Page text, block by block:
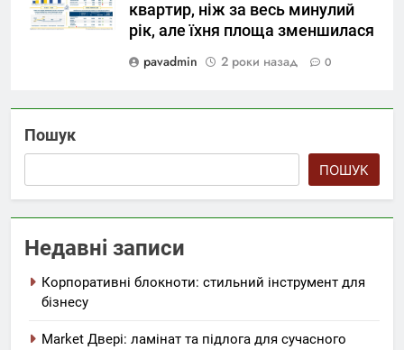
квартир, ніж за весь минулий
рік, але їхня площа зменшилася
pavadmin
2 роки назад 0
Пошук
ПОШУК
Недавні записи
Корпоративні блокноти: стильний інструмент для
бізнесу
Market Двері: ламінат та підлога для сучасного